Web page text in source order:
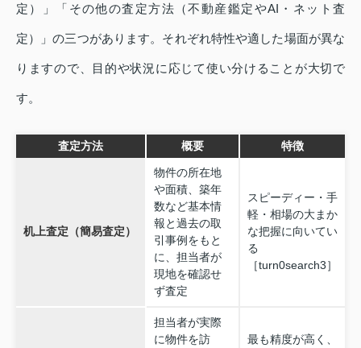
定）」「その他の査定方法（不動産鑑定やAI・ネット査
定）」の三つがあります。それぞれ特性や適した場面が異な
りますので、目的や状況に応じて使い分けることが大切で
す。
査定方法 概要 特徴
机上査定（簡易査定）
物件の所在地
や面積、築年
数など基本情
報と過去の取
引事例をもと
に、担当者が
現地を確認せ
ず査定
スピーディー・手
軽・相場の大まか
な把握に向いてい
る
［turn0search3］
担当者が実際
に物件を訪
最も精度が高く、